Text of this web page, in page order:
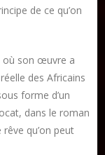
de ce qu’on
où son œuvre a
des Africains
forme d’un
dans le roman
qu’on peut